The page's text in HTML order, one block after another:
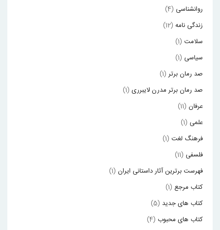
روانشناسی (4)
زندگی نامه (12)
سلامت (1)
سیاسی (1)
صد رمان برتر (1)
صد رمان برتر مدرن لایبرری (1)
عرفان (11)
علمی (1)
فرهنگ لغت (1)
فلسفی (11)
فهرست برترین آثار داستانی ایران (1)
کتاب مرجع (1)
کتاب های جدید (5)
کتاب های محبوب (4)